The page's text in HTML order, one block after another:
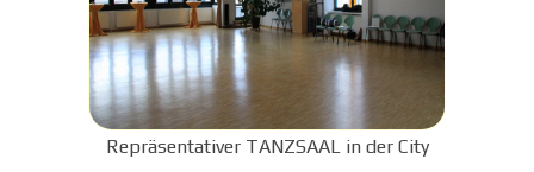
Repräsentativer TANZSAAL in der City